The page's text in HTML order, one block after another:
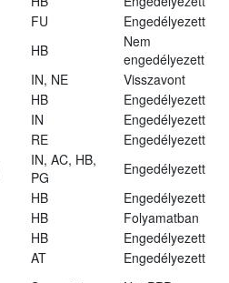
FU
Engedélyezett
HB
Nem
engedélyezett
IN, NE
Visszavont
HB
Engedélyezett
IN
Engedélyezett
RE
Engedélyezett
IN, AC, HB,
PG
Engedélyezett
HB
Engedélyezett
HB
Folyamatban
HB
Engedélyezett
AT
Engedélyezett